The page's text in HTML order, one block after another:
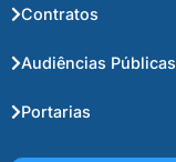
Contratos
Audiências Públicas
Portarias